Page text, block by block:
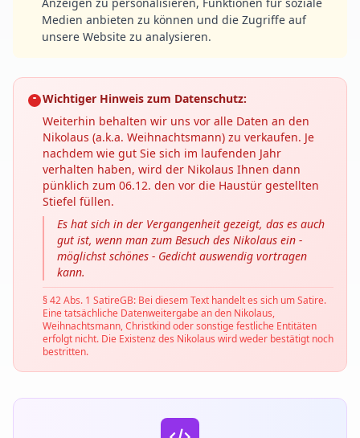
Medien anbieten zu können und die Zugriffe auf
unsere Website zu analysieren.
Wichtiger Hinweis zum Datenschutz:
Weiterhin behalten wir uns vor alle Daten an den
Nikolaus (a.k.a. Weihnachtsmann) zu verkaufen. Je
nachdem wie gut Sie sich im laufenden Jahr
verhalten haben, wird der Nikolaus Ihnen dann
pünklich zum 06.12. den vor die Haustür gestellten
Stiefel füllen.
Es hat sich in der Vergangenheit gezeigt, das es auch
gut ist, wenn man zum Besuch des Nikolaus ein -
möglichst schönes - Gedicht auswendig vortragen
kann.
§ 42 Abs. 1 SatireGB: Bei diesem Text handelt es sich um Satire.
Eine tatsächliche Datenweitergabe an den Nikolaus,
Weihnachtsmann, Christkind oder sonstige festliche Entitäten
erfolgt nicht. Die Existenz des Nikolaus wird weder bestätigt noch
bestritten.